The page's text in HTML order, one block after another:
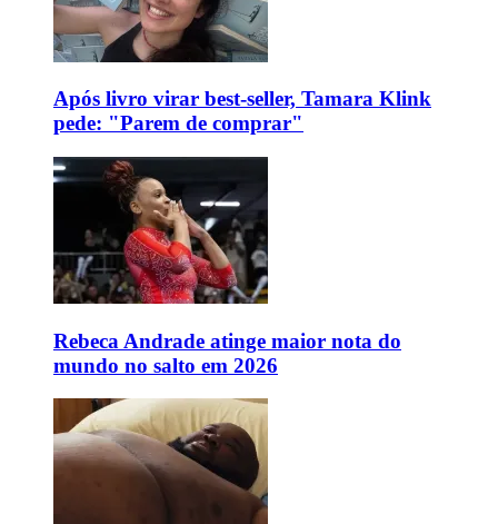
Após livro virar best-seller, Tamara Klink
pede: "Parem de comprar"
Rebeca Andrade atinge maior nota do
mundo no salto em 2026